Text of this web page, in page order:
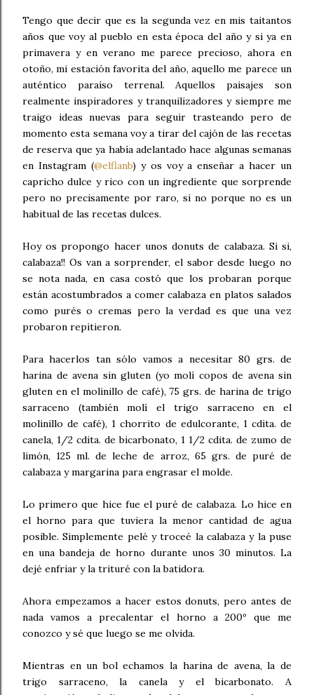
Tengo que decir que es la segunda vez en mis taitantos
años que voy al pueblo en esta época del año y si ya en
primavera y en verano me parece precioso, ahora en
otoño, mi estación favorita del año, aquello me parece un
auténtico paraíso terrenal. Aquellos paisajes son
realmente inspiradores y tranquilizadores y siempre me
traigo ideas nuevas para seguir trasteando pero de
momento esta semana voy a tirar del cajón de las recetas
de reserva que ya había adelantado hace algunas semanas
en Instagram (@elflanb) y os voy a enseñar a hacer un
capricho dulce y rico con un ingrediente que sorprende
pero no precisamente por raro, si no porque no es un
habitual de las recetas dulces.
Hoy os propongo hacer unos donuts de calabaza. Si si,
calabaza!! Os van a sorprender, el sabor desde luego no
se nota nada, en casa costó que los probaran porque
están acostumbrados a comer calabaza en platos salados
como purés o cremas pero la verdad es que una vez
probaron repitieron.
Para hacerlos tan sólo vamos a necesitar 80 grs. de
harina de avena sin gluten (yo molí copos de avena sin
gluten en el molinillo de café), 75 grs. de harina de trigo
sarraceno (también molí el trigo sarraceno en el
molinillo de café), 1 chorrito de edulcorante, 1 cdita. de
canela, 1/2 cdita. de bicarbonato, 1 1/2 cdita. de zumo de
limón, 125 ml. de leche de arroz, 65 grs. de puré de
calabaza y margarina para engrasar el molde.
Lo primero que hice fue el puré de calabaza. Lo hice en
el horno para que tuviera la menor cantidad de agua
posible. Simplemente pelé y troceé la calabaza y la puse
en una bandeja de horno durante unos 30 minutos. La
dejé enfriar y la trituré con la batidora.
Ahora empezamos a hacer estos donuts, pero antes de
nada vamos a precalentar el horno a 200º que me
conozco y sé que luego se me olvida.
Mientras en un bol echamos la harina de avena, la de
trigo sarraceno, la canela y el bicarbonato. A